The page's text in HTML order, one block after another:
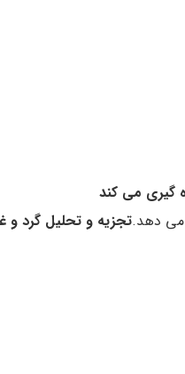
گیری می کند
می دهد.تجزیه و تحلیل گرد و